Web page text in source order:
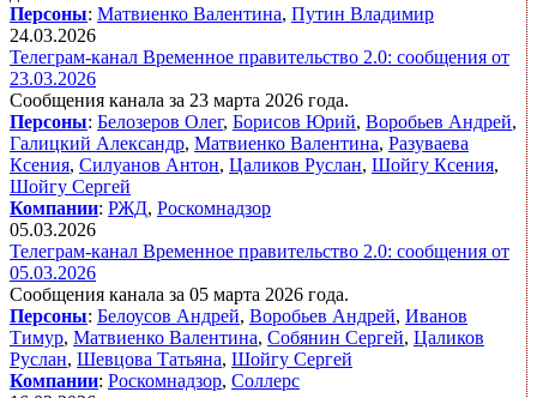
Персоны: Матвиенко Валентина, Путин Владимир
24.03.2026
Телеграм-канал Временное правительство 2.0: сообщения от
23.03.2026
Сообщения канала за 23 марта 2026 года.
Персоны: Белозеров Олег, Борисов Юрий, Воробьев Андрей,
Галицкий Александр, Матвиенко Валентина, Разуваева
Ксения, Силуанов Антон, Цаликов Руслан, Шойгу Ксения,
Шойгу Сергей
Компании: РЖД, Роскомнадзор
05.03.2026
Телеграм-канал Временное правительство 2.0: сообщения от
05.03.2026
Сообщения канала за 05 марта 2026 года.
Персоны: Белоусов Андрей, Воробьев Андрей, Иванов
Тимур, Матвиенко Валентина, Собянин Сергей, Цаликов
Руслан, Шевцова Татьяна, Шойгу Сергей
Компании: Роскомнадзор, Соллерс